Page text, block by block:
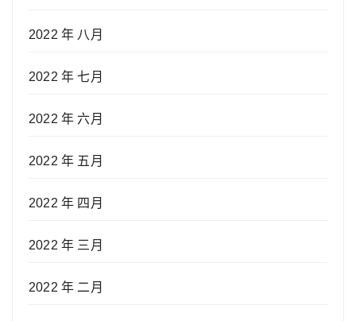
2022 年 八月
2022 年 七月
2022 年 六月
2022 年 五月
2022 年 四月
2022 年 三月
2022 年 二月